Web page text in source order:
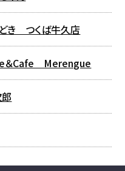
どき つくば牛久店
＆Cafe Merengue